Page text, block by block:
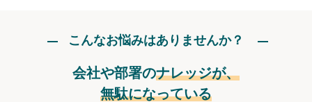
こんなお悩みはありませんか？
会社や部署のナレッジが、
無駄になっている